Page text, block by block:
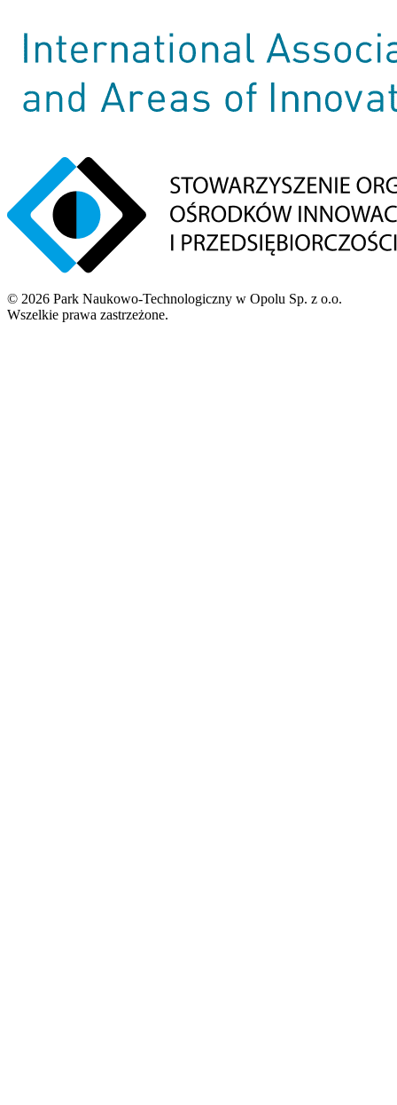
© 2026 Park Naukowo-Technologiczny w Opolu Sp. z o.o.
Wszelkie prawa zastrzeżone.